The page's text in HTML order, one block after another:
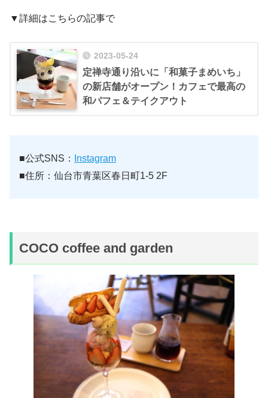
▼詳細はこちらの記事で
2023-05-24
定禅寺通り沿いに「和菓子まめいち」
の新店舗がオープン！カフェで最高の
和パフェ＆テイクアウト
■公式SNS：
Instagram
■住所：仙台市青葉区春日町1-5 2F
COCO coffee and garden